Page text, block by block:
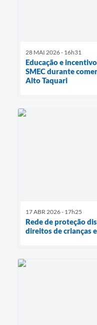
28 MAI 2026 - 16h31
Educação e
SMEC durante
Alto Taquari
17 ABR 2026 - 17h25
Rede de proteção
direitos de crianças